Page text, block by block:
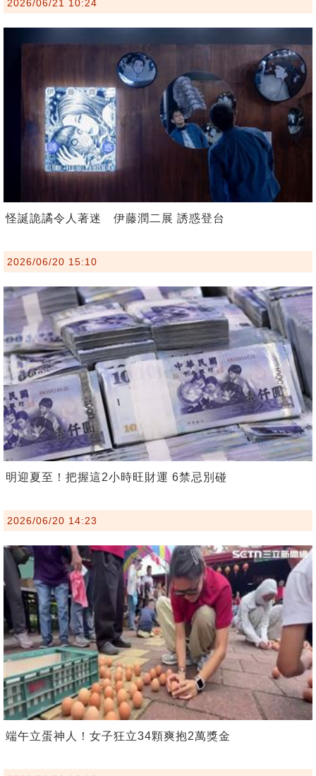
2026/06/21 10:24
怪誕詭譎令人著迷 伊藤潤二展 誘惑登台
2026/06/20 15:10
明迎夏至！把握這2小時旺財運 6禁忌別碰
2026/06/20 14:23
端午立蛋神人！女子狂立34顆爽抱2萬獎金